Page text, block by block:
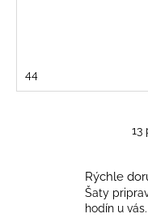
44
13
Rýchle
Šaty
hodín u vás.